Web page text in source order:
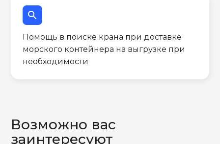
search
Помощь в поиске крана при доставке
морского контейнера на выгрузке при
необходимости
Возможно вас
заинтересуют